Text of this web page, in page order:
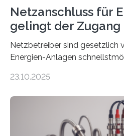
Netzanschluss für
gelingt der Zugang
Netzbetreiber sind gesetzlich
Energien-Anlagen
ermöglichen. Doch der dafür
einem „Anschlussstau“. Die
Umweltenergierecht hat den
neuen Bericht für die Praxis
23.10.2025